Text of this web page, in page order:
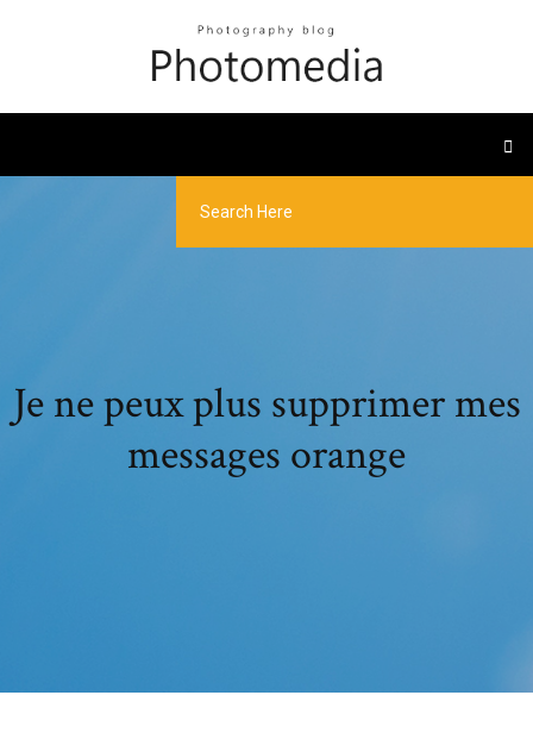
Je ne peux plus supprimer mes
messages orange